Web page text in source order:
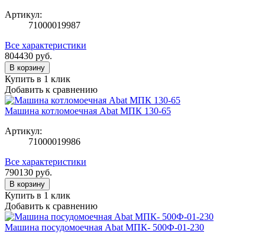
Артикул:
71000019987
Все характеристики
804430 руб.
В корзину
Купить в 1 клик
Добавить к сравнению
Машина котломоечная Abat МПК 130-65
Артикул:
71000019986
Все характеристики
790130 руб.
В корзину
Купить в 1 клик
Добавить к сравнению
Машина посудомоечная Abat МПК- 500Ф-01-230